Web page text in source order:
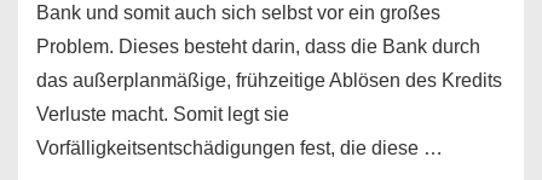
Bank und somit auch sich selbst vor ein großes
Problem. Dieses besteht darin, dass die Bank durch
das außerplanmäßige, frühzeitige Ablösen des Kredits
Verluste macht. Somit legt sie
Vorfälligkeitsentschädigungen fest, die diese …